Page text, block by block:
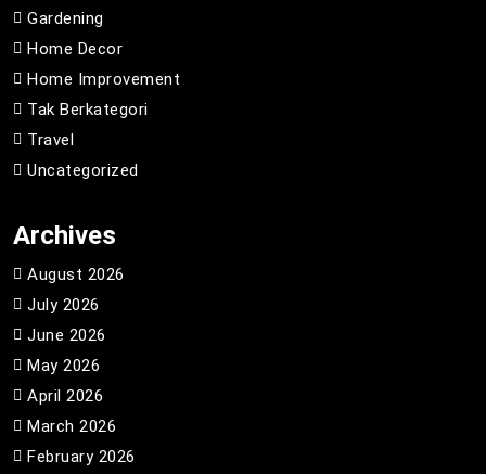
Gardening
Home Decor
Home Improvement
Tak Berkategori
Travel
Uncategorized
Archives
August 2026
July 2026
June 2026
May 2026
April 2026
March 2026
February 2026